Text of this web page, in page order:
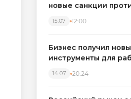
новые санкции
15.07 12:00
Бизнес получил
инструменты для
автоматизируют
14.07 20:24